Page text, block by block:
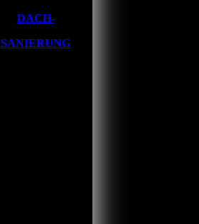
DACH-
SANIERUNG